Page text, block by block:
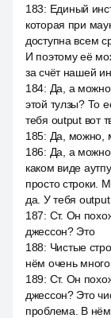
183: Единый
которая при
доступна всем
И поэтому её
за счёт нашей
184: Да, а можно
этой тулзы? То
тебя output вот
185: Да, можно,
186: Да, а
каком виде
просто строки.
да. У тебя output
187: Ст. Он
джессон? Это
188: Чистые
нём очень
189: Ст. Он
джессон? Это
проблема. В нём